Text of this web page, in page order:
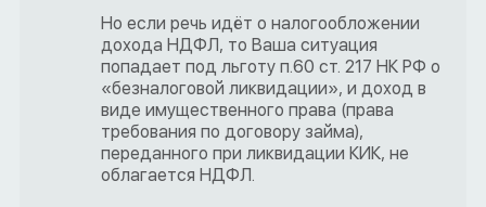
Но если речь идёт о налогообложении
дохода НДФЛ, то Ваша ситуация
попадает под льготу п.60 ст. 217 НК РФ о
«безналоговой ликвидации», и доход в
виде имущественного права (права
требования по договору займа),
переданного при ликвидации КИК, не
облагается НДФЛ.